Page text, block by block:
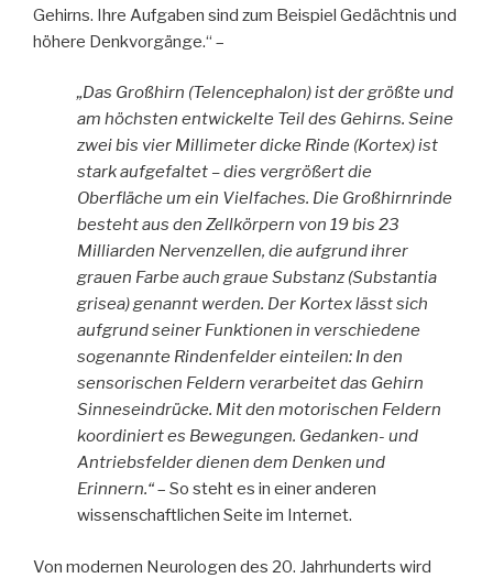
Gehirns. Ihre Aufgaben sind zum Beispiel Gedächtnis und
höhere Denkvorgänge.“ –
„Das Großhirn (Telencephalon) ist der größte und
am höchsten entwickelte Teil des Gehirns. Seine
zwei bis vier Millimeter dicke Rinde (Kortex) ist
stark aufgefaltet – dies vergrößert die
Oberfläche um ein Vielfaches. Die Großhirnrinde
besteht aus den Zellkörpern von 19 bis 23
Milliarden Nervenzellen, die aufgrund ihrer
grauen Farbe auch graue Substanz (Substantia
grisea) genannt werden. Der Kortex lässt sich
aufgrund seiner Funktionen in verschiedene
sogenannte Rindenfelder einteilen: In den
sensorischen Feldern verarbeitet das Gehirn
Sinneseindrücke. Mit den motorischen Feldern
koordiniert es Bewegungen. Gedanken- und
Antriebsfelder dienen dem Denken und
Erinnern.“– So steht es in einer anderen
wissenschaftlichen Seite im Internet.
Von modernen Neurologen des 20. Jahrhunderts wird